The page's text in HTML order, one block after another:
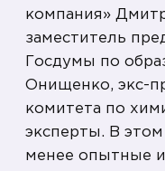
компания»
заместитель
Госдумы по
Онищенко, экс-
комитета по
эксперты. В
менее опытные